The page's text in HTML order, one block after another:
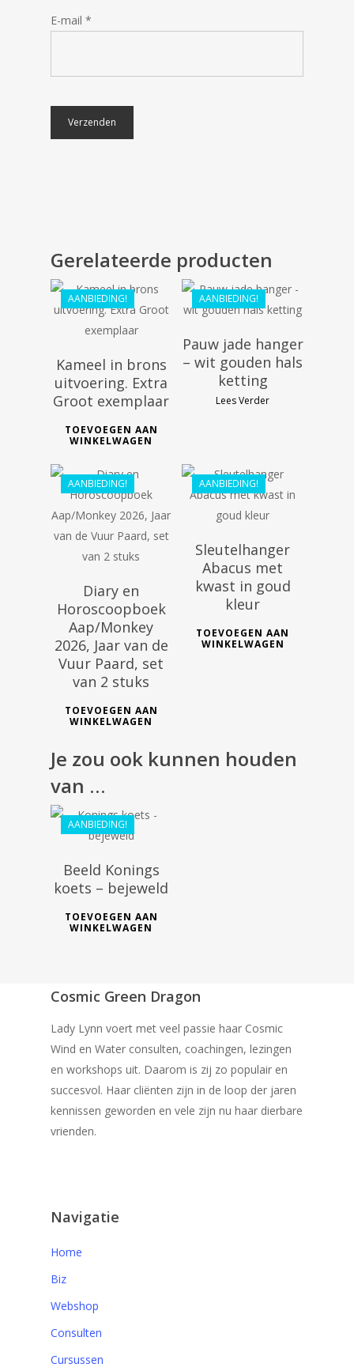
E-mail *
Gerelateerde producten
AANBIEDING!
€88.82
Kameel in brons
uitvoering. Extra
Groot exemplaar
TOEVOEGEN AAN
WINKELWAGEN
AANBIEDING!
Pauw jade hanger
– wit gouden hals
ketting
Lees Verder
AANBIEDING!
€46.98
Diary en
Horoscoopboek
Aap/Monkey
2026, Jaar van de
Vuur Paard, set
van 2 stuks
TOEVOEGEN AAN
WINKELWAGEN
AANBIEDING!
€29.99
Sleutelhanger
Abacus met
kwast in goud
kleur
TOEVOEGEN AAN
WINKELWAGEN
Je zou ook kunnen houden
van …
AANBIEDING!
€30.59
Beeld Konings
koets – bejeweld
TOEVOEGEN AAN
WINKELWAGEN
Cosmic Green Dragon
Lady Lynn voert met veel passie haar Cosmic
Wind en Water consulten, coachingen, lezingen
en workshops uit. Daarom is zij zo populair en
succesvol. Haar cliënten zijn in de loop der jaren
kennissen geworden en vele zijn nu haar dierbare
vrienden.
Navigatie
Home
Biz
Webshop
Consulten
Cursussen